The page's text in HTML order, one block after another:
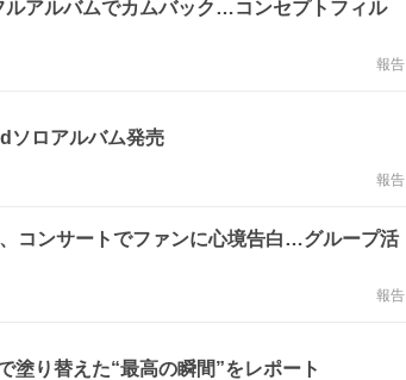
アルバムでカムバック…コンセプトフィル
報告
ソロアルバム発売
報告
コンサートでファンに心境告白…グループ活
報告
塗り替えた“最高の瞬間”をレポート